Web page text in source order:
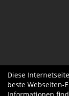
Diese
beste Webseiten-